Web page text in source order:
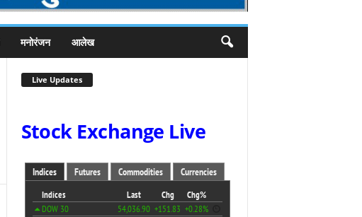
मनोरंजन आलेख
Live Updates
Stock Exchange Live